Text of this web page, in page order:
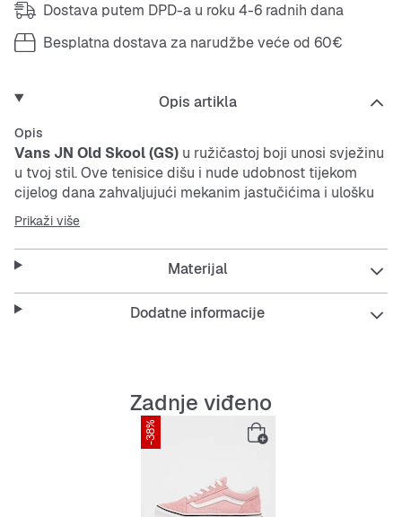
Dostava putem DPD-a u roku 4-6 radnih dana
Besplatna dostava za narudžbe veće od 60€
Opis artikla
Opis
Vans JN Old Skool (GS) u ružičastoj boji unosi svježinu
u tvoj stil. Ove tenisice dišu i nude udobnost tijekom
cijelog dana zahvaljujući mekanim jastučićima i ulošku
koji ublažava udarce. Izdržljivi i fleksibilni potplat pruža
siguran korak svaki put.
da ideš u školu, na druženje ili šetnju gradom.
Kombiniraju udobnost i stil, pa će ti biti lako ostati
Prozračni i udobni jastučići
Uložak koji ublažava udarce za dodatnu udobnost
Prikaži više
Materijal
Dodatne informacije
Zadnje viđeno
-38%